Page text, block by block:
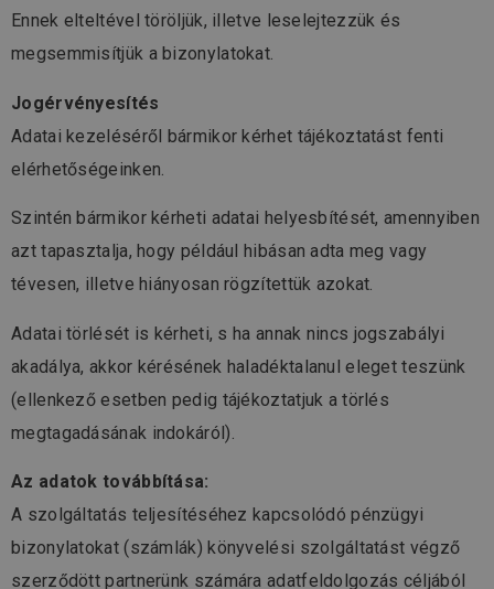
Ennek elteltével töröljük, illetve leselejtezzük és
megsemmisítjük a bizonylatokat.
Jogérvényesítés
Adatai kezeléséről bármikor kérhet tájékoztatást fenti
elérhetőségeinken.
Szintén bármikor kérheti adatai helyesbítését, amennyiben
azt tapasztalja, hogy például hibásan adta meg vagy
tévesen, illetve hiányosan rögzítettük azokat.
Adatai törlését is kérheti, s ha annak nincs jogszabályi
akadálya, akkor kérésének haladéktalanul eleget teszünk
(ellenkező esetben pedig tájékoztatjuk a törlés
megtagadásának indokáról).
Az adatok továbbítása:
A szolgáltatás teljesítéséhez kapcsolódó pénzügyi
bizonylatokat (számlák) könyvelési szolgáltatást végző
szerződött partnerünk számára adatfeldolgozás céljából